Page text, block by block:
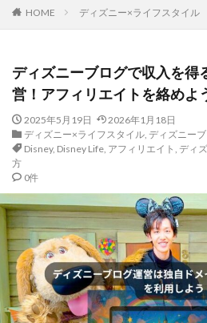
HOME ディズニー×ライフスタイル
ディズニーブログで収入を
営！アフィリエイトを絡めよ
2025年5月19日
2026年1月18日
ディズニー×ライフスタイル, ディズニー
Disney, Disney Life, アフィリエイト , ディ
方
0件